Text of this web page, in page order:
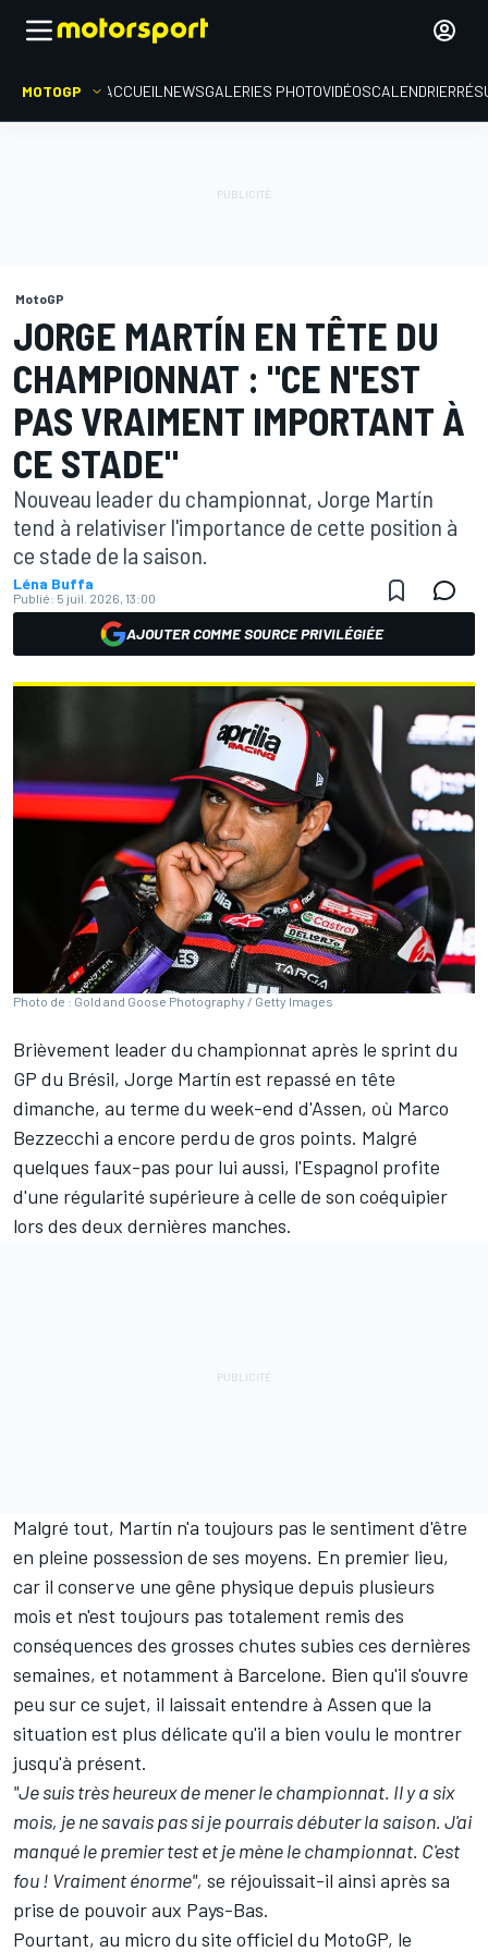
MOTOGP ACCUEIL NEWSGALERIES PHOTOVIDÉOSCALENDRIER
MotoGP
JORGE MARTÍN EN TÊTE DU
CHAMPIONNAT : "CE N'EST
PAS VRAIMENT IMPORTANT À
CE STADE"
Nouveau leader du championnat, Jorge Martín
tend à relativiser l'importance de cette position à
ce stade de la saison.
Léna Buffa
Publié: 5 juil. 2026, 13:00
AJOUTER COMME SOURCE PRIVILÉGIÉE
Photo de : Gold and Goose Photography / Getty Images
Brièvement leader du championnat après le sprint du
GP du Brésil, Jorge Martín est repassé en tête
dimanche, au terme du week-end d'Assen, où Marco
Bezzecchi a encore perdu de gros points. Malgré
quelques faux-pas pour lui aussi, l'Espagnol profite
d'une régularité supérieure à celle de son coéquipier
lors des deux dernières manches.
Malgré tout, Martín n'a toujours pas le sentiment d'être
en pleine possession de ses moyens. En premier lieu,
car il conserve une gêne physique depuis plusieurs
mois et n'est toujours pas totalement remis des
conséquences des grosses chutes subies ces dernières
semaines, et notamment à Barcelone. Bien qu'il s'ouvre
peu sur ce sujet, il laissait entendre à Assen que la
situation est plus délicate qu'il a bien voulu le montrer
jusqu'à présent.
"Je suis très heureux de mener le championnat. Il y a six
mois, je ne savais pas si je pourrais débuter la saison. J'ai
manqué le premier test et je mène le championnat. C'est
fou! Vraiment énorme", se réjouissait-il ainsi après sa
prise de pouvoir aux Pays-Bas.
Pourtant, au micro du site officiel du MotoGP, le